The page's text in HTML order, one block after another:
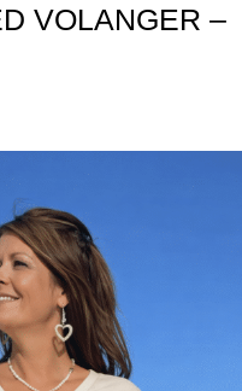
VOLANGER –